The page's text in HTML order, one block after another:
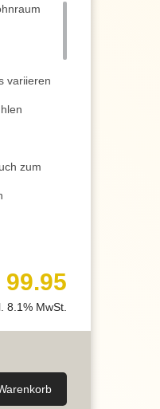
variieren
zum
99.95
8.1% MwSt.